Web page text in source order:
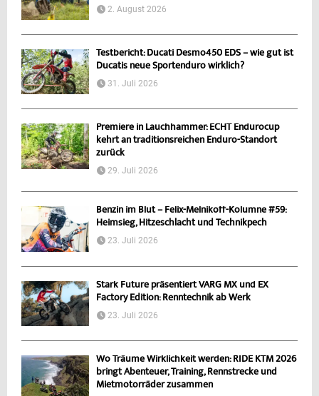
2. August 2026
Testbericht: Ducati Desmo450 EDS – wie gut ist
Ducatis neue Sportenduro wirklich?
31. Juli 2026
Premiere in Lauchhammer: ECHT Endurocup
kehrt an traditionsreichen Enduro-Standort
zurück
29. Juli 2026
Benzin im Blut – Felix-Melnikoff-Kolumne #59:
Heimsieg, Hitzeschlacht und Technikpech
23. Juli 2026
Stark Future präsentiert VARG MX und EX
Factory Edition: Renntechnik ab Werk
23. Juli 2026
Wo Träume Wirklichkeit werden: RIDE KTM 2026
bringt Abenteuer, Training, Rennstrecke und
Mietmotorräder zusammen